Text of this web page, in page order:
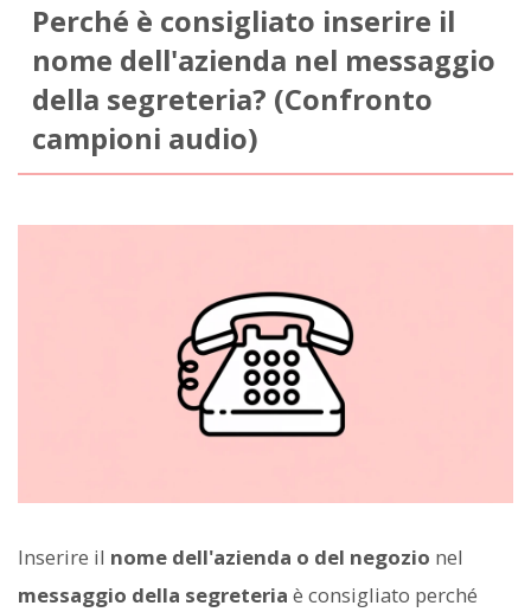
Perché è consigliato inserire il
nome dell'azienda nel messaggio
della segreteria? (Confronto
campioni audio)
Inserire il nome dell'azienda o del negozio nel
messaggio della segreteria è consigliato perché